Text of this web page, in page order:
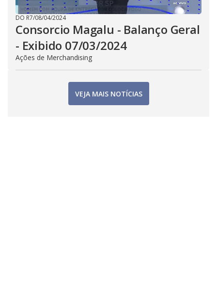
DO R7/08/04/2024
Consorcio Magalu - Balanço Geral
- Exibido 07/03/2024
Ações de Merchandising
VEJA MAIS NOTÍCIAS